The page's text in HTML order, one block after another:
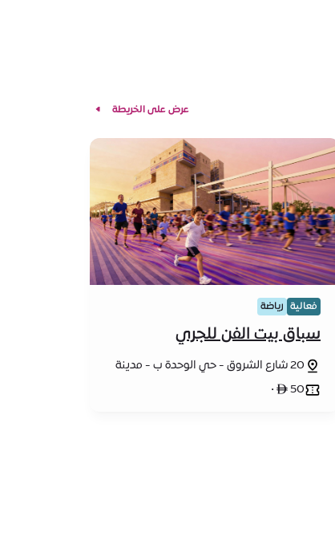
عرض على الخريطة
فعالية رياضة
سباق بيت الفن للجري
20 شارع الشروق - حي الوحدة ب - مدينة
إكسبو دبي - دبي
50 ê •